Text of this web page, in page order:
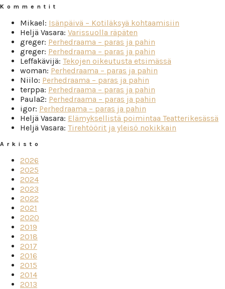
Kommentit
Mikael: Isänpäivä – Kotiläksyä kohtaamisiin
Heljä Vasara: Varissuolla räpäten
greger: Perhedraama – paras ja pahin
greger: Perhedraama – paras ja pahin
Leffakävijä: Tekojen oikeutusta etsimässä
woman: Perhedraama – paras ja pahin
Niilo: Perhedraama – paras ja pahin
terppa: Perhedraama – paras ja pahin
Paula2: Perhedraama – paras ja pahin
igor: Perhedraama – paras ja pahin
Heljä Vasara: Elämyksellistä poimintaa Teatterikesässä
Heljä Vasara: Tirehtöörit ja yleisö nokikkain
Arkisto
2026
2025
2024
2023
2022
2021
2020
2019
2018
2017
2016
2015
2014
2013